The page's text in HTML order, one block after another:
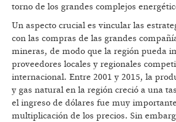
torno de los grandes complejos
Un aspecto crucial es vincular las
con las compras de las grandes
mineras, de modo que la región pueda
proveedores locales y regionales
internacional. Entre 2001 y 2015, la
y gas natural en la región creció a una
el ingreso de dólares fue muy
multiplicación de los precios. Sin